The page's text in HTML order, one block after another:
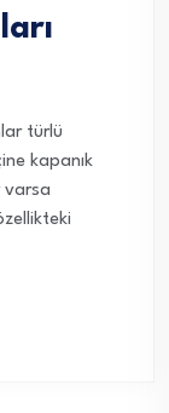
türlü
kapanık
varsa